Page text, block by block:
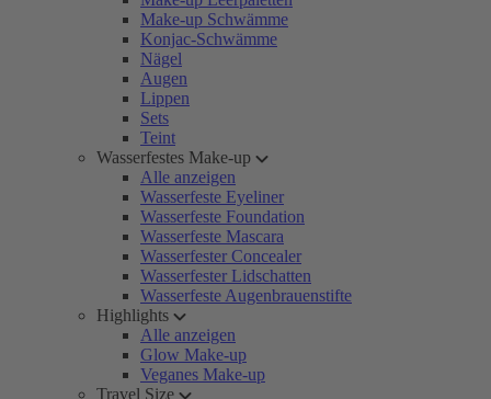
Make-up Schwämme
Konjac-Schwämme
Nägel
Augen
Lippen
Sets
Teint
Wasserfestes Make-up
Alle anzeigen
Wasserfeste Eyeliner
Wasserfeste Foundation
Wasserfeste Mascara
Wasserfester Concealer
Wasserfester Lidschatten
Wasserfeste Augenbrauenstifte
Highlights
Alle anzeigen
Glow Make-up
Veganes Make-up
Travel Size